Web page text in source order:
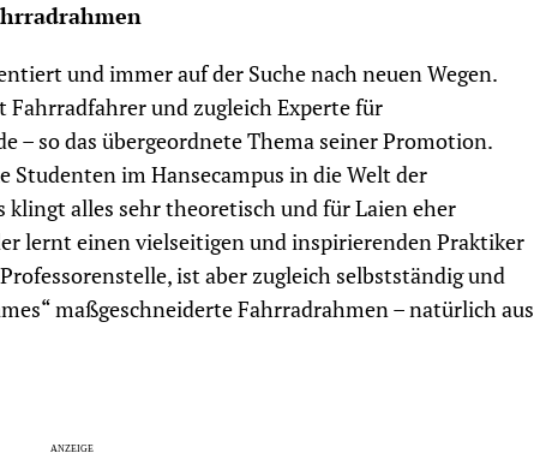
und immer auf der Suche nach neuen Wegen.
Fahrradfahrer und zugleich Experte für
– so das übergeordnete Thema seiner Promotion.
Studenten im Hansecampus in die Welt der
alles sehr theoretisch und für Laien eher
lernt einen vielseitigen und inspirierenden Praktiker
ist aber zugleich selbstständig und
maßgeschneiderte Fahrradrahmen – natürlich aus